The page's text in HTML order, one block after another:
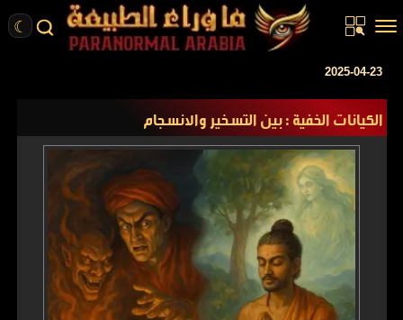
☾
الرئيسية
قصص واقعية
2025-04-23
الكيانات الخفية : بين التسخير والانسجام